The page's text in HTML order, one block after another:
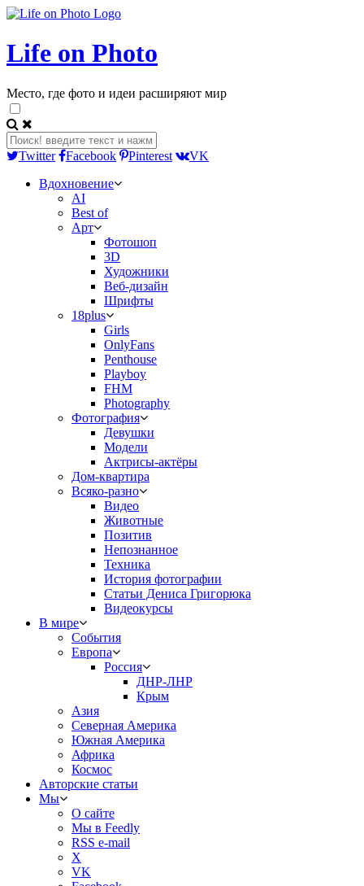
Life on Photo
Место, где фото и идеи расширяют мир
Twitter Facebook Pinterest
VK
Вдохновение
AI
Best of
Арт
Фотошоп
3D
Художники
Веб-дизайн
Шрифты
18plus
Girls
OnlyFans
Penthouse
Playboy
FHM
Photography
Фотография
Девушки
Модели
Актрисы-актёры
Дом-квартира
Всяко-разно
Видео
Животные
Позитив
Непознанное
Техника
История фотографии
Статьи Дениса Григорюка
Видеокурсы
В мире
События
Европа
Россия
ДНР-ЛНР
Крым
Азия
Северная Америка
Южная Америка
Африка
Космос
Авторские статьи
Мы
О сайте
Мы в Feedly
RSS e-mail
X
VK